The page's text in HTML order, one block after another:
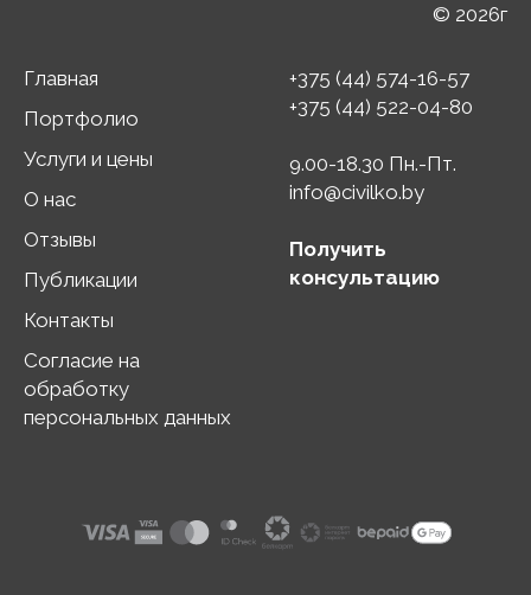
© 2026г
Главная
Портфолио
Услуги и цены
О нас
Отзывы
Публикации
Контакты
Согласие на
обработку
персональных данных
+375 (44) 574-16-57
+375 (44) 522-04-80
9.00-18.30 Пн.-Пт.
info@civilko.by
Получить
консультацию